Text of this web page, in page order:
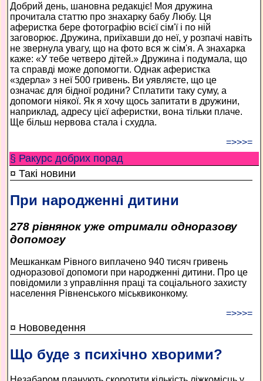
Добрий день, шановна редакціє! Моя дружина
прочитала статтю про знахарку бабу Любу. Ця
аферистка бере фотографію всієї сім'ї і по ній
заговорює. Дружина, приїхавши до неї, у розпачі навіть
не звернула увагу, що на фото вся ж сім'я. А знахарка
каже: «У тебе четверо дітей.» Дружина і подумала, що
та справді може допомогти. Однак аферистка
«здерла» з неї 500 гривень. Ви уявляєте, що це
означає для бідної родини? Сплатити таку суму, а
допомоги ніякої. Як я хочу щось запитати в дружини,
наприклад, адресу цієї аферистки, вона тільки плаче.
Ще більш нервова стала і схудла.
=>>>=
§ Ракурс добрих порад
¤ Такі новини
При народженні дитини
278 рівнянок уже отримали одноразову
допомогу
Мешканкам Рівного виплачено 940 тисяч гривень
одноразової допомоги при народженні дитини. Про це
повідомили з управління праці та соціального захисту
населення Рівненського міськвиконкому.
=>>>=
¤ Нововедення
Що буде з психічно хворими?